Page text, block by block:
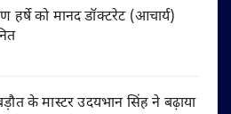
हर्षे को मानद डॉक्टरेट (आचार्य)
के मास्टर उदयभान सिंह ने बढ़ाया